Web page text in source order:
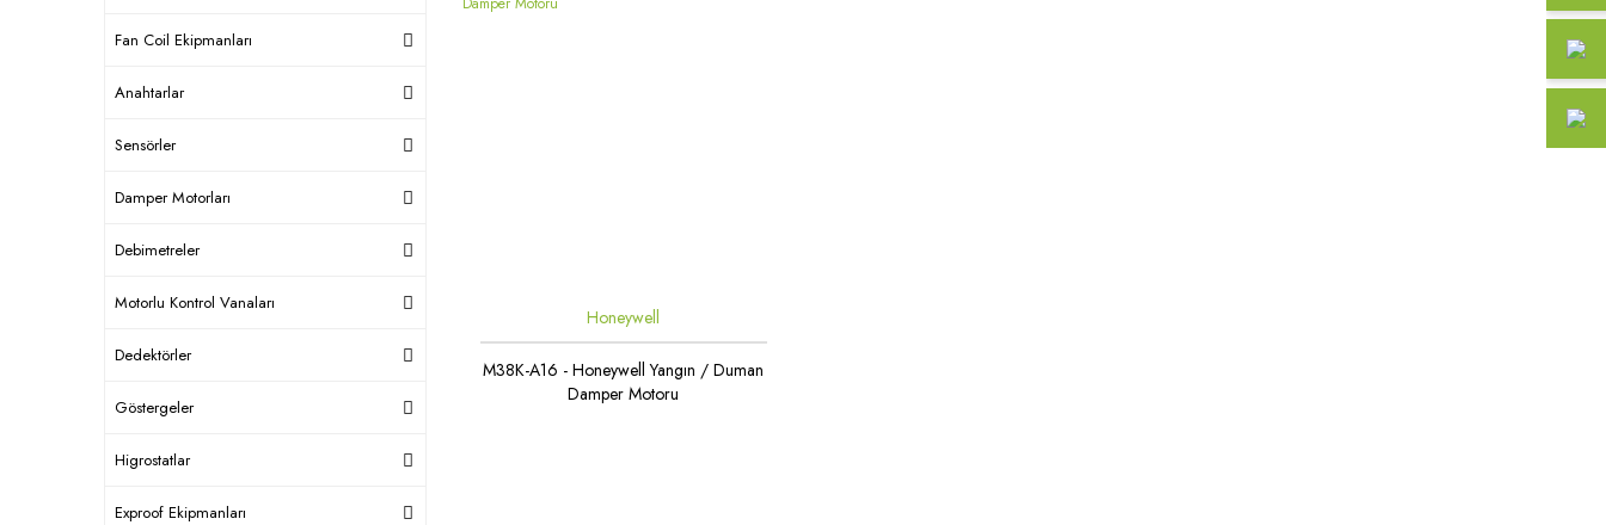
Fan Coil Ekipmanları
Anahtarlar
Sensörler
Damper Motorları
Debimetreler
Motorlu Kontrol Vanaları
Dedektörler
Göstergeler
Higrostatlar
Exproof Ekipmanları
Honeywell
M38K-A16 - Honeywell Yangın / Duman
Damper Motoru